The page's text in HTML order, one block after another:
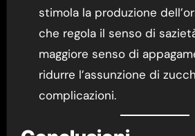
stimola la produzione
che regola il senso di
maggiore senso di
ridurre l’assunzione di
complicazioni.